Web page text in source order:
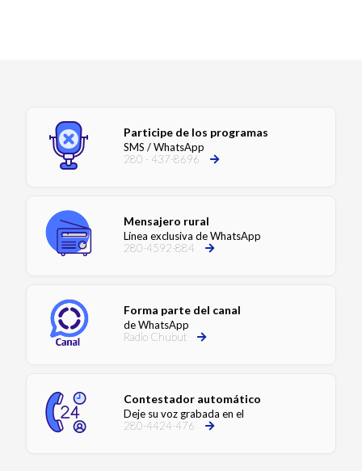
Participe de los programas
SMS / WhatsApp
280 - 437-8696
Mensajero rural
Línea exclusiva de WhatsApp
280-4592-884
Forma parte del canal
de WhatsApp
Radio Chubut
Contestador automático
Deje su voz grabada en el
280-4424-476